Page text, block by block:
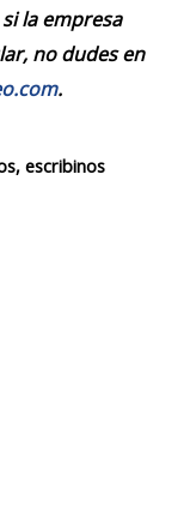
la empresa
no dudes en
.
escribinos